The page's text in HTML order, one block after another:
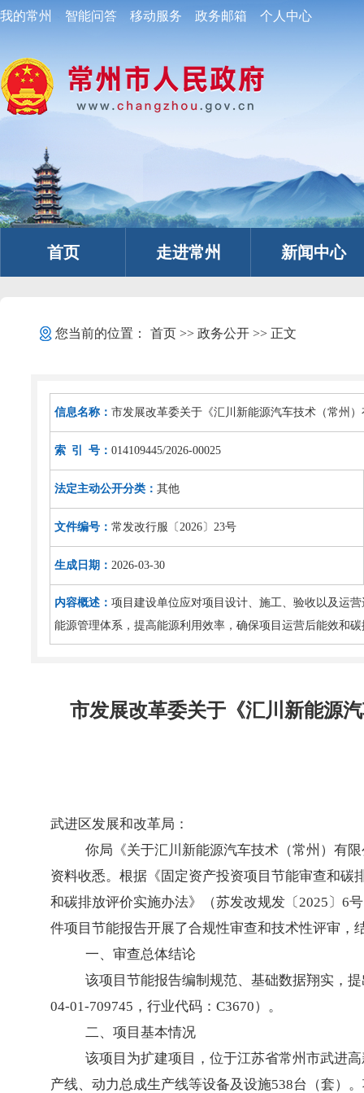
我的常州 智能问答 移动服务 政务邮箱 个人中心
首页 走进常州 新闻中心
您当前的位置： 首页>> 政务公开>> 正文
信息名称： 市发展改革委关于《汇川新能源汽车技术（常州
索 引 号： 014109445/2026-00025
法定主动公开分类： 其他
文件编号： 常发改行服〔2026〕23号
生成日期： 2026-03-30
内容概述： 项目建设单位应对项目设计、施工、验收以及运
能源管理体系，提高能源利用效率，确保项目运营后能效和
市发展改革委关于《汇川新能源
武进区发展和改革局：
你局《关于汇川新能源汽车技术（常州）有
资料收悉。根据《固定资产投资项目节能审查和碳
和碳排放评价实施办法》（苏发改规发〔2025〕6
件项目节能报告开展了合规性审查和技术性评审，
一、审查总体结论
该项目节能报告编制规范、基础数据翔实，
04-01-709745，行业代码：C3670）。
二、项目基本情况
该项目为扩建项目，位于江苏省常州市武进
产线、动力总成生产线等设备及设施538台（套）